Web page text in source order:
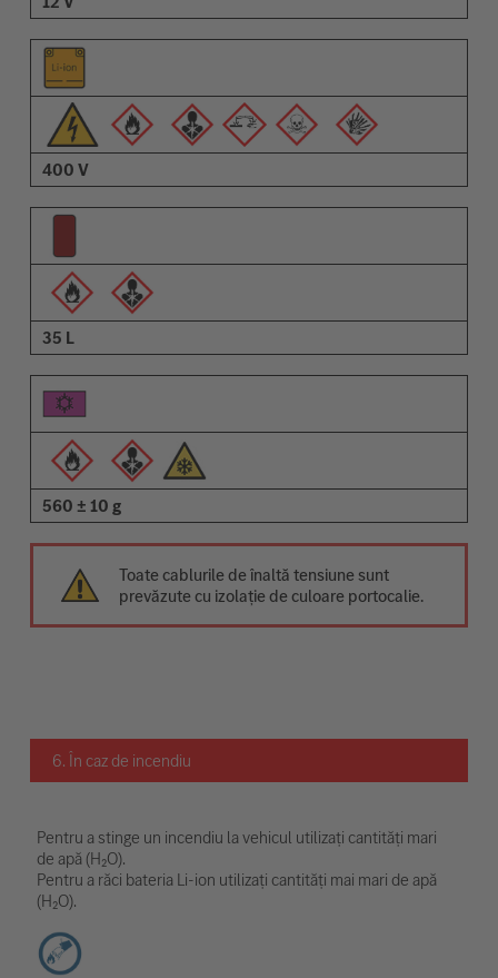
400 V
35 L
560 ± 10 g
Toate cablurile de înaltă tensiune sunt
prevăzute cu izolație de culoare portocalie.
6. În caz de incendiu
Pentru a stinge un incendiu la vehicul utilizați cantități mari
de apă (H₂O).
Pentru a răci bateria Li-ion utilizați cantități mai mari de apă
(H₂O).